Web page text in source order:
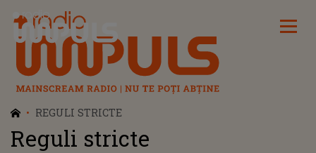
Radio Impuls
REGULI STRICTE
Reguli stricte